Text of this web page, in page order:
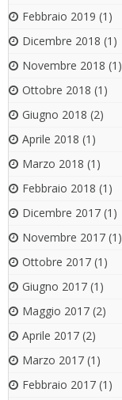
Febbraio 2019 (1)
Dicembre 2018 (1)
Novembre 2018 (1)
Ottobre 2018 (1)
Giugno 2018 (2)
Aprile 2018 (1)
Marzo 2018 (1)
Febbraio 2018 (1)
Dicembre 2017 (1)
Novembre 2017 (1)
Ottobre 2017 (1)
Giugno 2017 (1)
Maggio 2017 (2)
Aprile 2017 (2)
Marzo 2017 (1)
Febbraio 2017 (1)